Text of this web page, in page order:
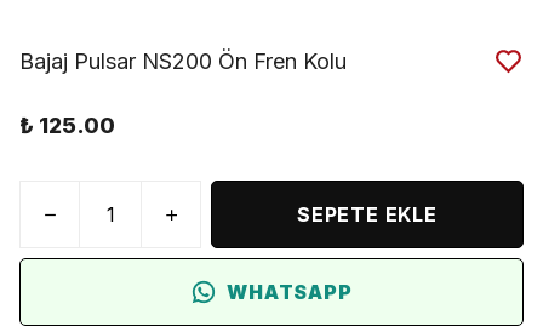
Bajaj Pulsar NS200 Ön Fren Kolu
₺ 125.00
SEPETE EKLE
WHATSAPP